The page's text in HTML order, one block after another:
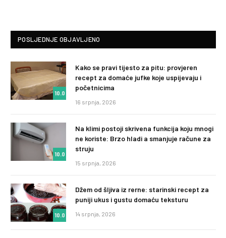
POSLJEDNJE OBJAVLJENO
10.0
Kako se pravi tijesto za pitu: provjeren
recept za domaće jufke koje uspijevaju i
početnicima
16 srpnja, 2026
10.0
Na klimi postoji skrivena funkcija koju mnogi
ne koriste: Brzo hladi a smanjuje račune za
struju
15 srpnja, 2026
10.0
Džem od šljiva iz rerne: starinski recept za
puniji ukus i gustu domaću teksturu
14 srpnja, 2026